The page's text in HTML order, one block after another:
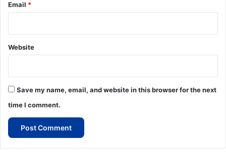
Email *
Website
Save my name, email, and website in this browser for the next
time I comment.